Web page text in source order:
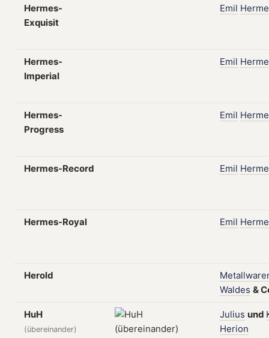
Hermes-
Exquisit
Emil
Hermes-
Imperial
Emil
Hermes-
Progress
Emil
Hermes-Record Emil
Hermes-Royal Emil
Herold
Waldes &
HuH
(übereinander)
Julius und
Herion